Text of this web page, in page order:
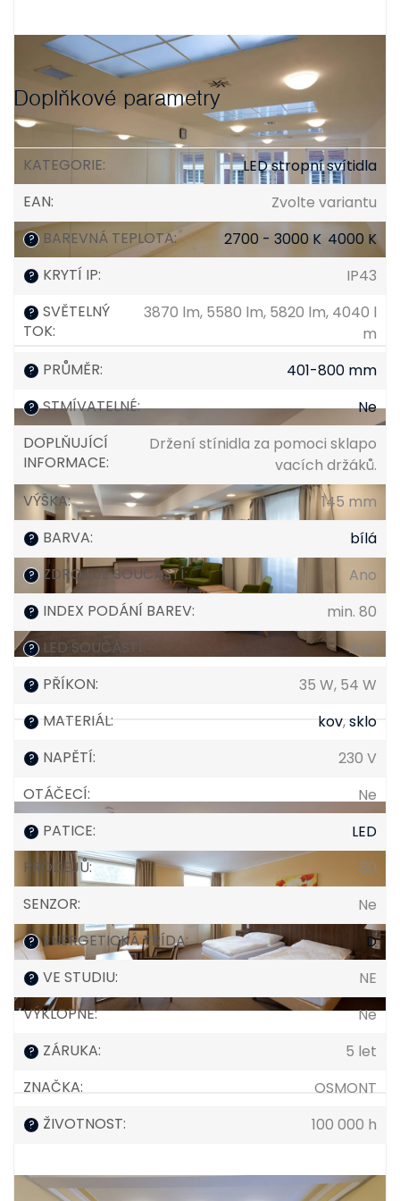
Doplňkové parametry
KATEGORIE:
LED stropní svítidla
EAN: Zvolte variantu
? BAREVNÁ TEPLOTA: 2700 - 3000 K 4000 K
? KRYTÍ IP: IP43
? SVĚTELNÝ
TOK:
3870 lm, 5580 lm, 5820 lm, 4040 l
m
? PRŮMĚR: 401-800 mm
? STMÍVATELNÉ:
Ne
DOPLŇUJÍCÍ
INFORMACE:
Držení stínidla za pomoci sklapo
vacích držáků.
VÝŠKA: 145 mm
? BARVA: bílá
? ZDROJ JE SOUČÁSTÍ: Ano
? INDEX PODÁNÍ BAREV: min. 80
? LED SOUČÁSTÍ: Ano
? PŘÍKON: 35 W, 54 W
? MATERIÁL: kov,sklo
? NAPĚTÍ:
230 V
OTÁČECÍ: Ne
? PATICE:
LED
PRODEJŮ:
50
SENZOR: Ne
? ENERGETICKÁ TŘÍDA: D
? VE STUDIU:
NE
VÝKLOPNÉ: Ne
? ZÁRUKA:
5 let
ZNAČKA: OSMONT
? ŽIVOTNOST: 100 000 h